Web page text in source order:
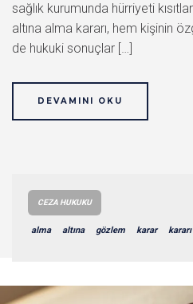
sağlık kurumunda hürriyeti
altına alma kararı, hem kişinin
de hukuki sonuçlar […]
DEVAMINI OKU
CEZA HUKUKU
alma altına gözlem karar kararı